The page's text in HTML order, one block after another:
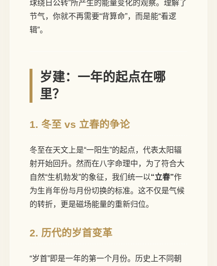
球绕日公转”所产生的能量变化的观察。理解了
节气，你就不再需要“背算命”，而是能“看逻
辑”。
岁建：一年的起点在哪
里？
1. 冬至 vs 立春的争论
冬至在天文上是“一阳生”的起点，代表太阳辐
射开始回升。然而在八字命理中，为了符合大
自然“生机勃发”的象征，我们统一以“立春”作
为生肖年份与月份切换的标准。这不仅是气候
的转折，更是磁场能量的重新归位。
2. 历代的岁首变革
“岁首”即是一年的第一个月份。历史上不同朝